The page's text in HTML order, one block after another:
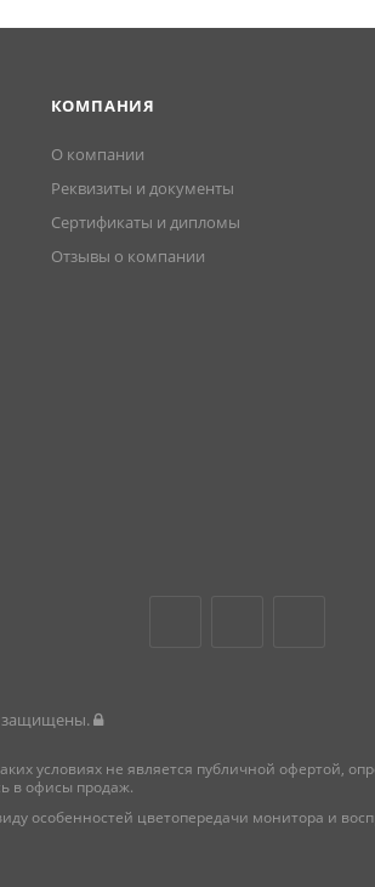
КОМПАНИЯ
О компании
Реквизиты и документы
Сертификаты и дипломы
Отзывы о компании
защищены.
условиях не является публичной офертой,
в офисы продаж.
особенностей цветопередачи монитора и